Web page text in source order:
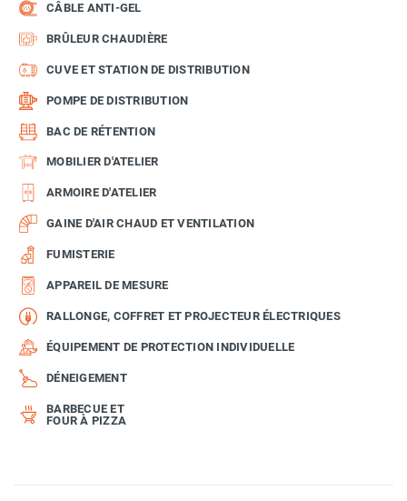
CÂBLE ANTI-GEL
BRÛLEUR CHAUDIÈRE
CUVE ET STATION DE DISTRIBUTION
POMPE DE DISTRIBUTION
BAC DE RÉTENTION
MOBILIER D'ATELIER
ARMOIRE D'ATELIER
GAINE D'AIR CHAUD ET VENTILATION
FUMISTERIE
APPAREIL DE MESURE
RALLONGE, COFFRET ET PROJECTEUR ÉLECTRIQUES
ÉQUIPEMENT DE PROTECTION INDIVIDUELLE
DÉNEIGEMENT
BARBECUE ET
FOUR À PIZZA